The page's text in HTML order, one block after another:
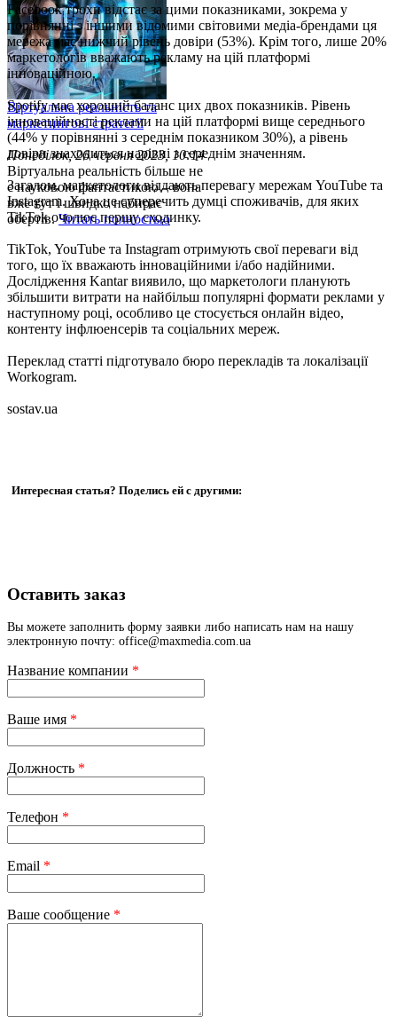
Віртуальна реальність та
маркетингові стратегії
Понеділок, 26 червня 2023, 10:14
Віртуальна реальність більше не
є науковою фантастикою – вона
вже тут і швидко набирає
обертів.Читать полностью
Facebook трохи відстає за цими показниками, зокрема у
порівнянні з іншими відомими світовими медіа-брендами ця
мережа має нижчий рівень довіри (53%). Крім того, лише 20%
маркетологів вважають рекламу на цій платформі
інноваційною.
Spotify має хороший баланс цих двох показників. Рівень
інноваційності реклами на цій платформі вище середнього
(44% у порівнянні з середнім показником 30%), а рівень
довіри знаходиться нарівні з середнім значенням.
Загалом, маркетологи віддають перевагу мережам YouTube та
Instagram. Хоча це суперечить думці споживачів, для яких
TikTok очолює першу сходинку.
TikTok, YouTube та Instagram отримують свої переваги від
того, що їх вважають інноваційними і/або надійними.
Дослідження Kantar виявило, що маркетологи планують
збільшити витрати на найбільш популярні формати реклами у
наступному році, особливо це стосується онлайн відео,
контенту інфлюенсерів та соціальних мереж.
Переклад статті підготувало бюро перекладів та локалізації
Workogram.
sostav.ua
Интересная статья? Поделись ей с другими:
Оставить заказ
Вы можете заполнить форму заявки либо написать нам на нашу
электронную почту: office@maxmedia.com.ua
Название компании *
Ваше имя *
Должность *
Телефон *
Email *
Ваше сообщение *